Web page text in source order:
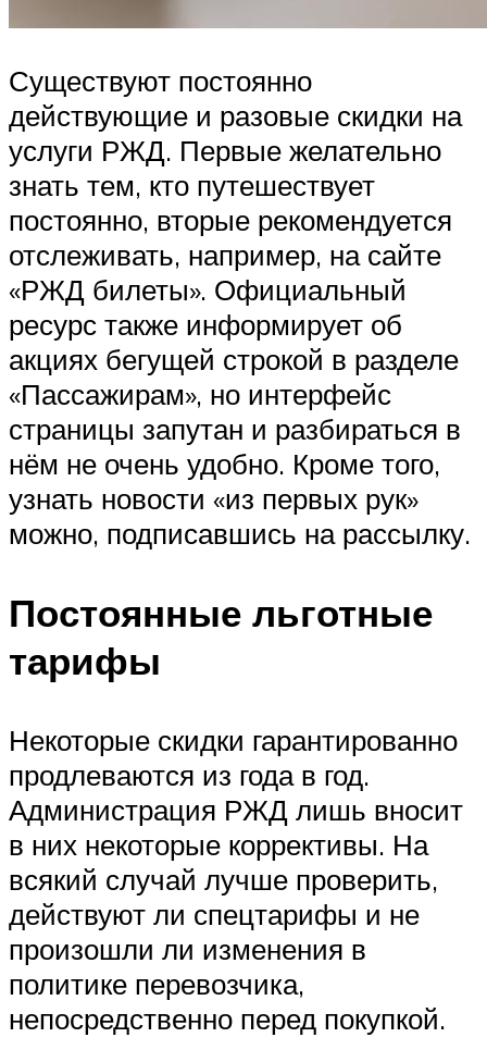
Существуют постоянно
действующие и разовые скидки на
услуги РЖД. Первые желательно
знать тем, кто путешествует
постоянно, вторые рекомендуется
отслеживать, например, на сайте
«РЖД билеты». Официальный
ресурс также информирует об
акциях бегущей строкой в разделе
«Пассажирам», но интерфейс
страницы запутан и разбираться в
нём не очень удобно. Кроме того,
узнать новости «из первых рук»
можно, подписавшись на рассылку.
Постоянные льготные
тарифы
Некоторые скидки гарантированно
продлеваются из года в год.
Администрация РЖД лишь вносит
в них некоторые коррективы. На
всякий случай лучше проверить,
действуют ли спецтарифы и не
произошли ли изменения в
политике перевозчика,
непосредственно перед покупкой.